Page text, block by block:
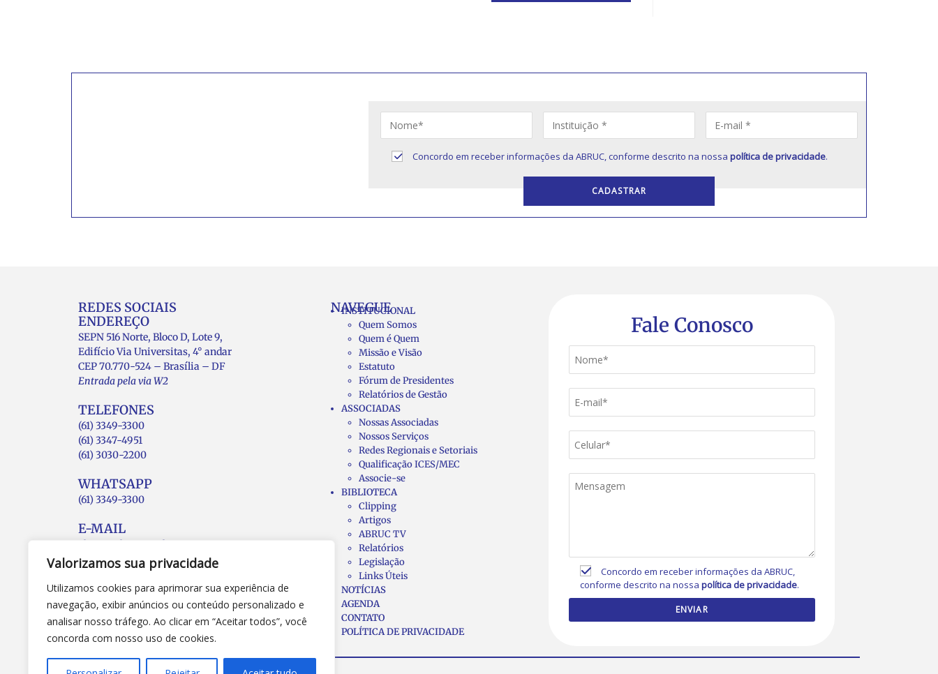
Valorizamos sua privacidade
Utilizamos cookies para aprimorar sua experiência de
navegação, exibir anúncios ou conteúdo personalizado e
analisar nosso tráfego. Ao clicar em “Aceitar todos”, você
concorda com nosso uso de cookies.
Concordo em receber informações da ABRUC, conforme descrito na nossapolítica de privacidade.
REDES SOCIAIS
ENDEREÇO
SEPN 516 Norte, Bloco D, Lote 9,
Edifício Via Universitas, 4° andar
CEP 70.770-524 – Brasília – DF
Entrada pela via W2
TELEFONES
(61) 3349-3300
(61) 3347-4951
(61) 3030-2200
WHATSAPP
(61) 3349-3300
E-MAIL
abruc@abruc.org.br
NAVEGUE
INSTITUCIONAL
Quem Somos
Quem é Quem
Missão e Visão
Estatuto
Fórum de Presidentes
Relatórios de Gestão
ASSOCIADAS
Nossas Associadas
Nossos Serviços
Redes Regionais e Setoriais
Qualificação ICES/MEC
Associe-se
BIBLIOTECA
Clipping
Artigos
ABRUC TV
Relatórios
Legislação
Links Úteis
NOTÍCIAS
AGENDA
CONTATO
POLÍTICA DE PRIVACIDADE
Fale Conosco
Concordo em receber informações da ABRUC,
conforme descrito na nossa política de privacidade.